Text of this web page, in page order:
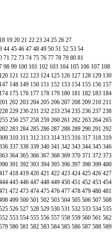
18 19 20 21 22 23 24 25 26 27
44 45 46 47 48 49 50 51 52 53 54
71 72 73 74 75 76 77 78 79 80 81
98 99 100 101 102 103 104 105 106 107 108
120 121 122 123 124 125 126 127 128 129 130
147 148 149 150 151 152 153 154 155 156 157
174 175 176 177 178 179 180 181 182 183 184
202 203 204 205 206 207 208 209 210 211
229 230 231 232 233 234 235 236 237 238
256 257 258 259 260 261 262 263 264 265
283 284 285 286 287 288 289 290 291 292
310 311 312 313 314 315 316 317 318 319
337 338 339 340 341 342 343 344 345 346
364 365 366 367 368 369 370 371 372 373
391 392 393 394 395 396 397 398 399 400
418 419 420 421 422 423 424 425 426 427
445 446 447 448 449 450 451 452 453 454
472 473 474 475 476 477 478 479 480 481
499 500 501 502 503 504 505 506 507 508
526 527 528 529 530 531 532 533 534 535
553 554 555 556 557 558 559 560 561 562
580 581 582 583 584 585 586 587 588 589